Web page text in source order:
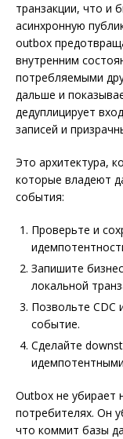
транзакции, что и
асинхронную
outbox
внутренним
потребляемыми
дальше и
дедуплицирует
записей и
Это архитектура,
которые владеют
события:
Проверьте и
Запишите
локальной
Позвольте CDC
событие.
Сделайте
Outbox не убирает
потребителях. Он
что коммит базы